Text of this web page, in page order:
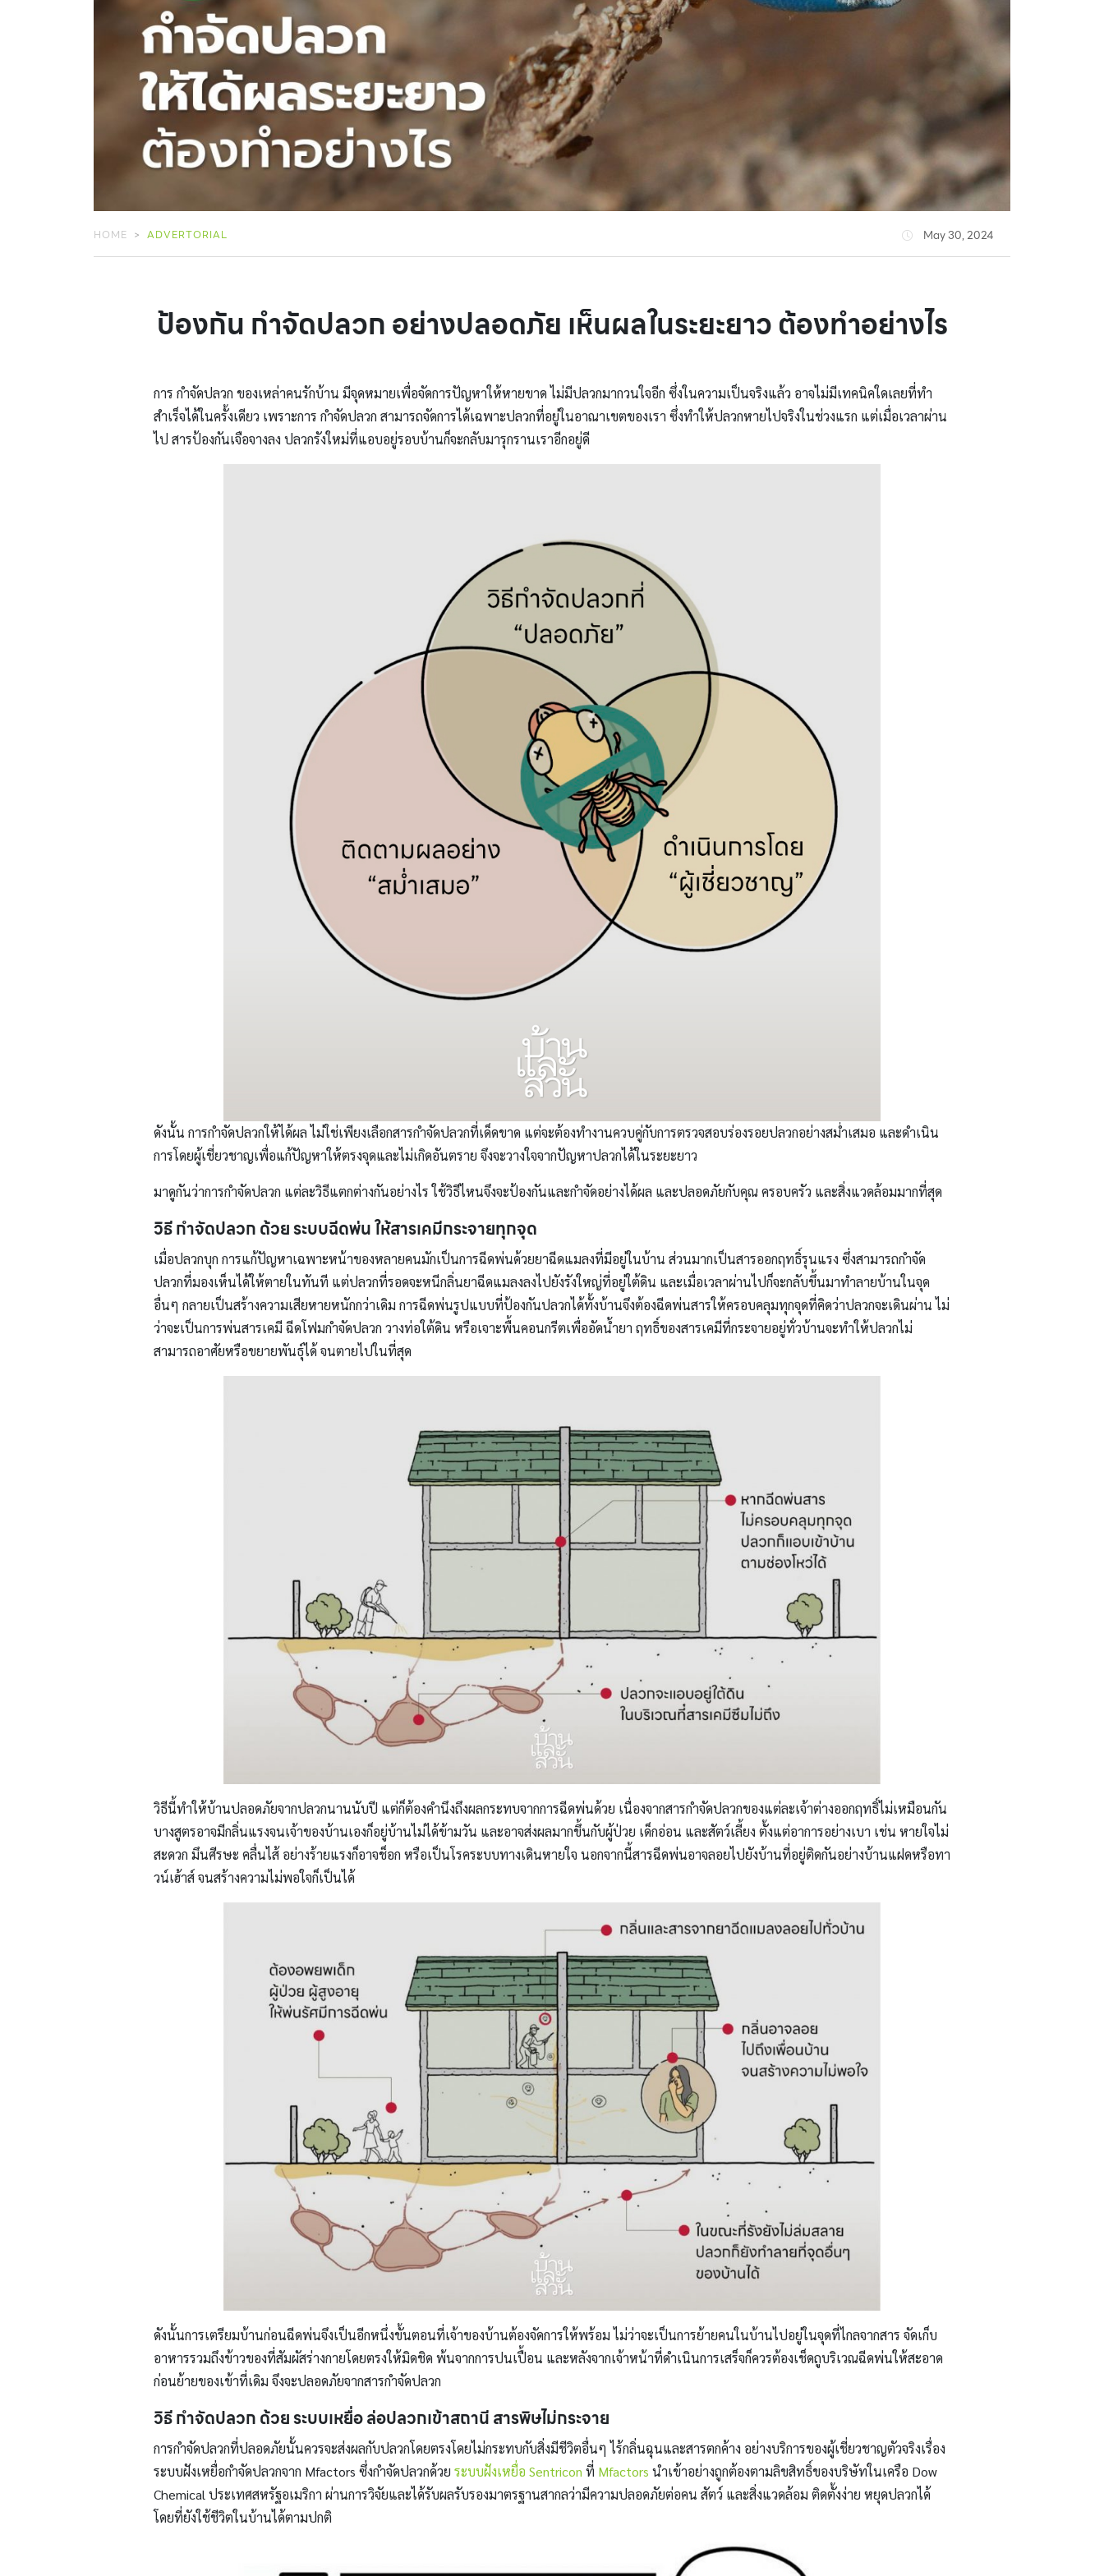
HOME ADVERTORIAL May 30, 2024
ป้องกัน กำจัดปลวก อย่างปลอดภัย เห็นผลในระยะยาว ต้องทำอย่างไร
การ กำจัดปลวก ของเหล่าคนรักบ้าน มีจุดหมายเพื่อจัดการปัญหาให้หายขาด ไม่มีปลวกมากวนใจอีก ซึ่งในความเป็นจริงแล้ว อาจไม่มีเทคนิคใดเลยที่ทำ
สำเร็จได้ในครั้งเดียว เพราะการ กำจัดปลวก สามารถจัดการได้เฉพาะปลวกที่อยู่ในอาณาเขตของเรา ซึ่งทำให้ปลวกหายไปจริงในช่วงแรก แต่เมื่อเวลาผ่าน
ไป สารป้องกันเจือจางลง ปลวกรังใหม่ที่แอบอยู่รอบบ้านก็จะกลับมารุกรานเราอีกอยู่ดี
ดังนั้น การกำจัดปลวกให้ได้ผล ไม่ใช่เพียงเลือกสารกำจัดปลวกที่เด็ดขาด แต่จะต้องทำงานควบคู่กับการตรวจสอบร่องรอยปลวกอย่างสม่ำเสมอ และดำเนิน
การโดยผู้เชี่ยวชาญเพื่อแก้ปัญหาให้ตรงจุดและไม่เกิดอันตราย จึงจะวางใจจากปัญหาปลวกได้ในระยะยาว
มาดูกันว่าการกำจัดปลวก แต่ละวิธีแตกต่างกันอย่างไร ใช้วิธีไหนจึงจะป้องกันและกำจัดอย่างได้ผล และปลอดภัยกับคุณ ครอบครัว และสิ่งแวดล้อมมากที่สุด
วิธี กำจัดปลวก ด้วย ระบบฉีดพ่น ให้สารเคมีกระจายทุกจุด
เมื่อปลวกบุก การแก้ปัญหาเฉพาะหน้าของหลายคนมักเป็นการฉีดพ่นด้วยยาฉีดแมลงที่มีอยู่ในบ้าน ส่วนมากเป็นสารออกฤทธิ์รุนแรง ซึ่งสามารถกำจัด
ปลวกที่มองเห็นได้ให้ตายในทันที แต่ปลวกที่รอดจะหนีกลิ่นยาฉีดแมลงลงไปยังรังใหญ่ที่อยู่ใต้ดิน และเมื่อเวลาผ่านไปก็จะกลับขึ้นมาทำลายบ้านในจุด
อื่นๆ กลายเป็นสร้างความเสียหายหนักกว่าเดิม การฉีดพ่นรูปแบบที่ป้องกันปลวกได้ทั้งบ้านจึงต้องฉีดพ่นสารให้ครอบคลุมทุกจุดที่คิดว่าปลวกจะเดินผ่าน ไม่
ว่าจะเป็นการพ่นสารเคมี ฉีดโฟมกำจัดปลวก วางท่อใต้ดิน หรือเจาะพื้นคอนกรีตเพื่ออัดน้ำยา ฤทธิ์ของสารเคมีที่กระจายอยู่ทั่วบ้านจะทำให้ปลวกไม่
สามารถอาศัยหรือขยายพันธุ์ได้ จนตายไปในที่สุด
วิธีนี้ทำให้บ้านปลอดภัยจากปลวกนานนับปี แต่ก็ต้องคำนึงถึงผลกระทบจากการฉีดพ่นด้วย เนื่องจากสารกำจัดปลวกของแต่ละเจ้าต่างออกฤทธิ์ไม่เหมือนกัน
บางสูตรอาจมีกลิ่นแรงจนเจ้าของบ้านเองก็อยู่บ้านไม่ได้ข้ามวัน และอาจส่งผลมากขึ้นกับผู้ป่วย เด็กอ่อน และสัตว์เลี้ยง ตั้งแต่อาการอย่างเบา เช่น หายใจไม่
สะดวก มึนศีรษะ คลื่นไส้ อย่างร้ายแรงก็อาจช็อก หรือเป็นโรคระบบทางเดินหายใจ นอกจากนี้สารฉีดพ่นอาจลอยไปยังบ้านที่อยู่ติดกันอย่างบ้านแฝดหรือทา
วน์เฮ้าส์ จนสร้างความไม่พอใจก็เป็นได้
ดังนั้นการเตรียมบ้านก่อนฉีดพ่นจึงเป็นอีกหนึ่งขั้นตอนที่เจ้าของบ้านต้องจัดการให้พร้อม ไม่ว่าจะเป็นการย้ายคนในบ้านไปอยู่ในจุดที่ไกลจากสาร จัดเก็บ
อาหารรวมถึงข้าวของที่สัมผัสร่างกายโดยตรงให้มิดชิด พ้นจากการปนเปื้อน และหลังจากเจ้าหน้าที่ดำเนินการเสร็จก็ควรต้องเช็ดถูบริเวณฉีดพ่นให้สะอาด
ก่อนย้ายของเข้าที่เดิม จึงจะปลอดภัยจากสารกำจัดปลวก
วิธี กำจัดปลวก ด้วยระบบเหยื่อ ล่อปลวกเข้าสถานี สารพิษไม่กระจาย
การกำจัดปลวกที่ปลอดภัยนั้นควรจะส่งผลกับปลวกโดยตรงโดยไม่กระทบกับสิ่งมีชีวิตอื่นๆ ไร้กลิ่นฉุนและสารตกค้าง อย่างบริการของผู้เชี่ยวชาญตัวจริงเรื่อง
ระบบฝังเหยื่อกำจัดปลวกจาก Mfactors ซึ่งกำจัดปลวกด้วย ระบบฝังเหยื่อ Sentricon ที่ Mfactors นำเข้าอย่างถูกต้องตามลิขสิทธิ์ของบริษัทในเครือ Dow
Chemical ประเทศสหรัฐอเมริกา ผ่านการวิจัยและได้รับผลรับรองมาตรฐานสากลว่ามีความปลอดภัยต่อคน สัตว์ และสิ่งแวดล้อม ติดตั้งง่าย หยุดปลวกได้
โดยที่ยังใช้ชีวิตในบ้านได้ตามปกติ